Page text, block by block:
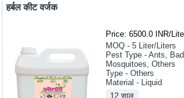
हर्बल कीट वर्जक
Price: 6500.0 INR/
MOQ - 5 Liter/Liters
Pest Type - Ants,
Mosquitoes, Others
Type - Others
Material - Liquid
12 साल